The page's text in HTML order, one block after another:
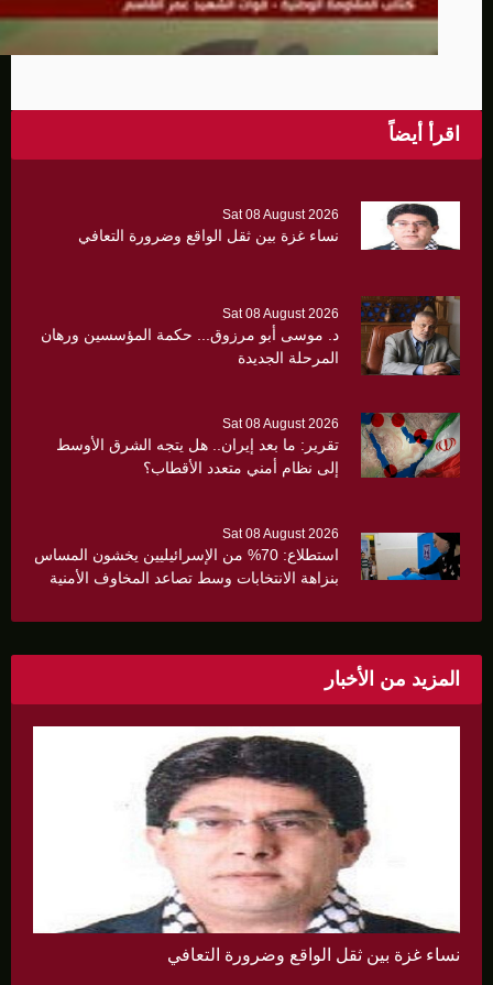
اقرأ أيضاً
Sat 08 August 2026
نساء غزة بين ثقل الواقع وضرورة التعافي
Sat 08 August 2026
د. موسى أبو مرزوق... حكمة المؤسسين ورهان
المرحلة الجديدة
Sat 08 August 2026
تقرير: ما بعد إيران.. هل يتجه الشرق الأوسط
إلى نظام أمني متعدد الأقطاب؟
Sat 08 August 2026
استطلاع: 70% من الإسرائيليين يخشون المساس
بنزاهة الانتخابات وسط تصاعد المخاوف الأمنية
المزيد من الأخبار
نساء غزة بين ثقل الواقع وضرورة التعافي